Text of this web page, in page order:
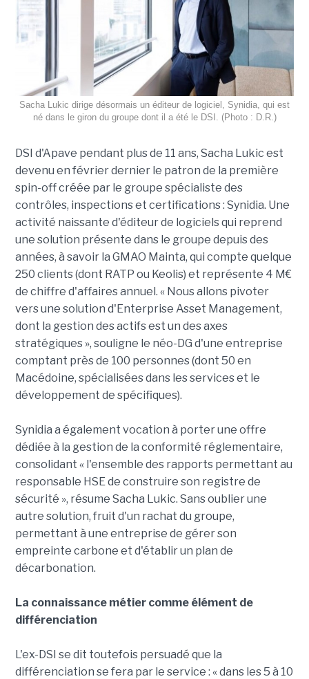
Sacha Lukic dirige désormais un éditeur de logiciel, Synidia, qui est
né dans le giron du groupe dont il a été le DSI. (Photo : D.R.)
DSI d'Apave pendant plus de 11 ans, Sacha Lukic est
devenu en février dernier le patron de la première
spin-off créée par le groupe spécialiste des
contrôles, inspections et certifications : Synidia. Une
activité naissante d'éditeur de logiciels qui reprend
une solution présente dans le groupe depuis des
années, à savoir la GMAO Mainta, qui compte quelque
250 clients (dont RATP ou Keolis) et représente 4 M€
de chiffre d'affaires annuel. « Nous allons pivoter
vers une solution d'Enterprise Asset Management,
dont la gestion des actifs est un des axes
stratégiques », souligne le néo-DG d'une entreprise
comptant près de 100 personnes (dont 50 en
Macédoine, spécialisées dans les services et le
développement de spécifiques).
Synidia a également vocation à porter une offre
dédiée à la gestion de la conformité réglementaire,
consolidant « l'ensemble des rapports permettant au
responsable HSE de construire son registre de
sécurité », résume Sacha Lukic. Sans oublier une
autre solution, fruit d'un rachat du groupe,
permettant à une entreprise de gérer son
empreinte carbone et d'établir un plan de
décarbonation.
La connaissance métier comme élément de
différenciation
L'ex-DSI se dit toutefois persuadé que la
différenciation se fera par le service : « dans les 5 à 10